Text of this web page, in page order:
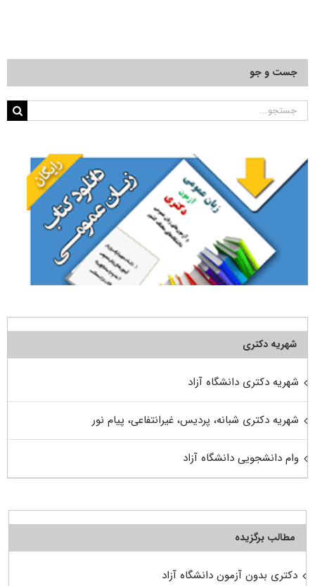
جست و جو
جستجو
شهریه دکتری
شهریه دکتری دانشگاه آزاد
شهریه دکتری شبانه، پردیس، غیرانتفاعی، پیام نور
وام دانشجویی دانشگاه آزاد
مطالب برگزیده
دکتری بدون آزمون دانشگاه آزاد